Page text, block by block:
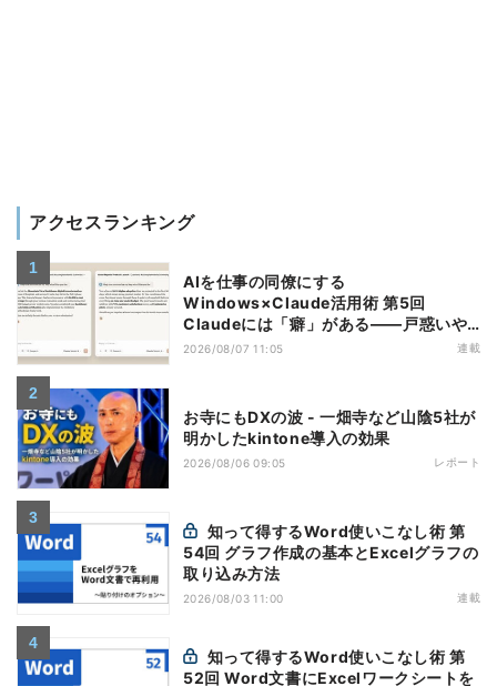
アクセスランキング
AIを仕事の同僚にする
Windows×Claude活用術 第5回
Claudeには「癖」がある――戸惑いや
すい7つの仕様
2026/08/07 11:05 連載
お寺にもDXの波 - 一畑寺など山陰5社が
明かしたkintone導入の効果
2026/08/06 09:05 レポート
54回 グラフ作成の基本とExcelグラフの
取り込み方法
2026/08/03 11:00 連載
52回 Word文書にExcelワークシートを